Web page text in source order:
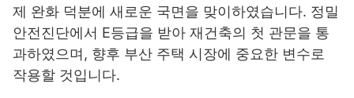
제 완화 덕분에 새로운 국면을 맞이하였습니다. 정밀
안전진단에서 E등급을 받아 재건축의 첫 관문을 통
과하였으며, 향후 부산 주택 시장에 중요한 변수로
작용할 것입니다.